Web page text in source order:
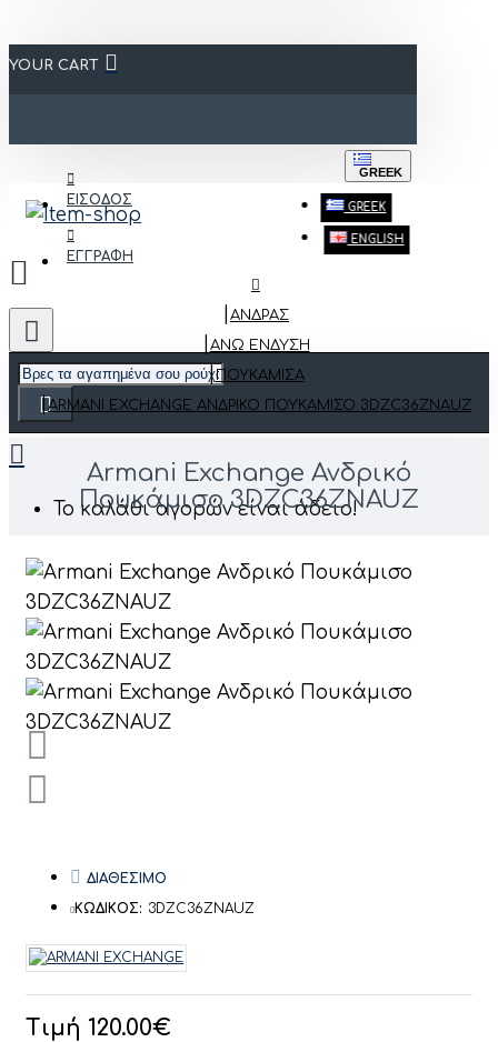
YOUR CART
ΕΙΣΟΔΟΣ
ΕΓΓΡΑΦΗ
GREEK
GREEK
ENGLISH
Το καλάθι αγορών είναι άδειο!
ΑΝΔΡΑΣ
ΆΝΩ ΈΝΔΥΣΗ
ΠΟΥΚΆΜΙΣΑ
ARMANI EXCHANGE ΑΝΔΡΙΚΌ ΠΟΥΚΆΜΙΣΟ 3DZC36ZNAUZ
Armani Exchange Ανδρικό
Πουκάμισο 3DZC36ZNAUZ
Τιμή 120.00€
ΔΙΑΘΕΣΙΜΟ
ΚΩΔΙΚΟΣ: 3DZC36ZNAUZ